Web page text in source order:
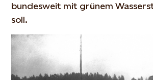
bundesweit mit grünem
soll.